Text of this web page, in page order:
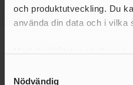
och produktutveckling. Du
använda din data och i vilka
som kan ha en
Nödvändig